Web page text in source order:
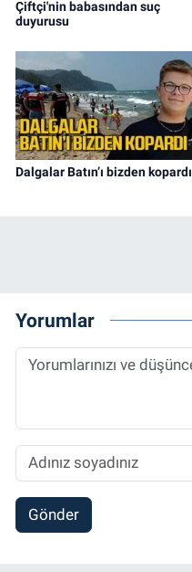
Çiftçi'nin babasından suç
duyurusu
Dalgalar Batın’ı bizden kopardı
Yorumlar
Gönder